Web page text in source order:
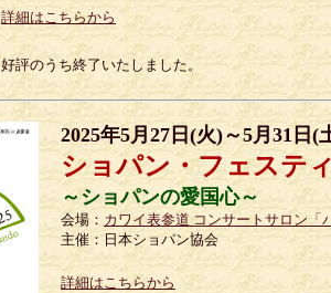
詳細はこちらから
好評のうち終了いたしました。
2025年5月27日(火)～5月31日(
ショパン・フェステ
～ショパンの愛国心～
会場： カワイ表参道 コンサートサロン「
主催：日本ショパン協会
詳細はこちらから